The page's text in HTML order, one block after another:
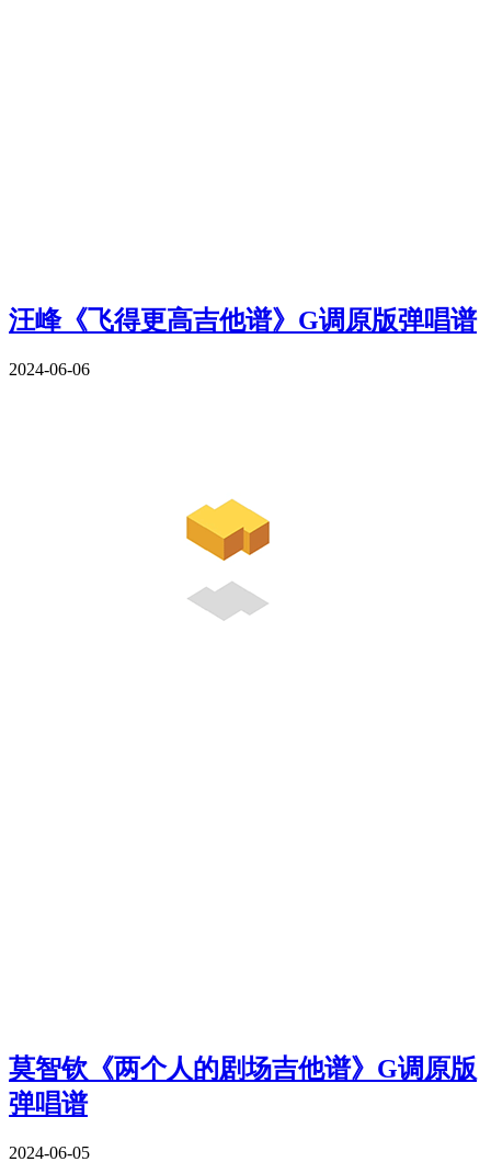
汪峰《飞得更高吉他谱》G调原版弹唱谱
2024-06-06
莫智钦《两个人的剧场吉他谱》G调原版
弹唱谱
2024-06-05